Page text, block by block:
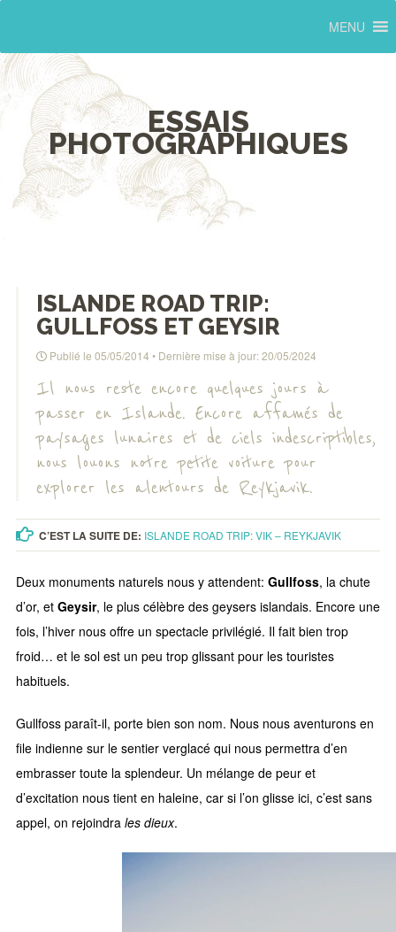
MENU
ESSAIS
PHOTOGRAPHIQUES
ISLANDE ROAD TRIP:
GULLFOSS ET GEYSIR
Publié le 05/05/2014 • Dernière mise à jour:20/05/2024
Il nous reste encore quelques jours à
passer en Islande. Encore affamés de
paysages lunaires et de ciels indescriptibles,
nous louons notre petite voiture pour
explorer les alentours de Reykjavik.
C’EST LA SUITE DE: ISLANDE ROAD TRIP: VIK – REYKJAVIK
Deux monuments naturels nous y attendent: Gullfoss, la chute
d’or, et Geysir, le plus célèbre des geysers islandais. Encore une
fois, l’hiver nous offre un spectacle privilégié. Il fait bien trop
froid… et le sol est un peu trop glissant pour les touristes
habituels.
Gullfoss paraît-il, porte bien son nom. Nous nous aventurons en
file indienne sur le sentier verglacé qui nous permettra d’en
embrasser toute la splendeur. Un mélange de peur et
d’excitation nous tient en haleine, car si l’on glisse ici, c’est sans
appel, on rejoindra les dieux.